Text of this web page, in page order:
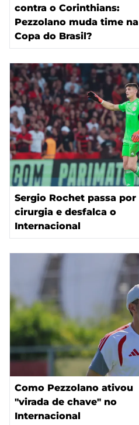
contra o Corinthians:
Pezzolano muda time na
Copa do Brasil?
Sergio Rochet passa por
cirurgia e desfalca o
Internacional
Como Pezzolano ativou
"virada de chave" no
Internacional